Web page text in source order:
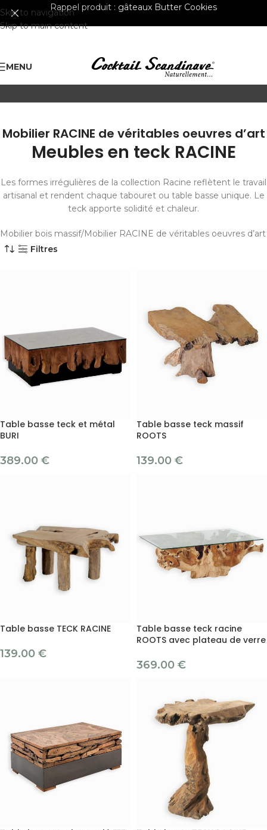
Skip to navigation
Skip to main content
Rappel produit : gâteaux Butter Cookies
MENU
Mobilier RACINE de véritables oeuvres d’art
Meubles en teck RACINE
Les formes irrégulières de la collection Racine reflètent le travail
artisanal et rendent chaque tabouret ou table basse unique. Le
teck apporte solidité et chaleur.
Mobilier bois massif Mobilier RACINE de véritables oeuvres d’art
Filtres
Table basse teck et métal
BURI
389.00 €
Table basse teck massif
ROOTS
139.00 €
Table basse TECK RACINE
139.00 €
Table basse teck racine
ROOTS avec plateau de verre
369.00 €